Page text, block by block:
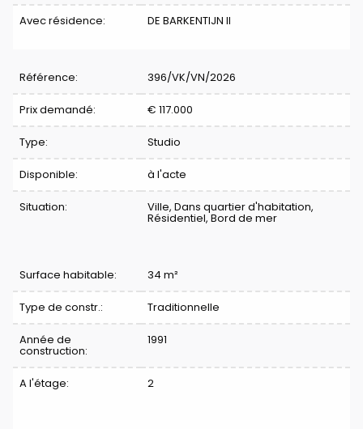
Avec résidence: DE BARKENTIJN II
Référence: 396/VK/VN/2026
Prix demandé: € 117.000
Type: Studio
Disponible: à l'acte
Situation: Ville, Dans quartier d'habitation,
Résidentiel, Bord de mer
Surface habitable: 34 m²
Type de constr.: Traditionnelle
Année de
construction:
1991
A l'étage: 2